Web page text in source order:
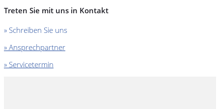
Treten Sie mit uns in Kontakt
» Schreiben Sie uns
» Ansprechpartner
» Servicetermin